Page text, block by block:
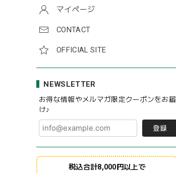
マイページ
CONTACT
OFFICIAL SITE
NEWSLETTER
お得な情報やメルマガ限定クーポンをお届
け♪
登録
税込合計8,000円以上で